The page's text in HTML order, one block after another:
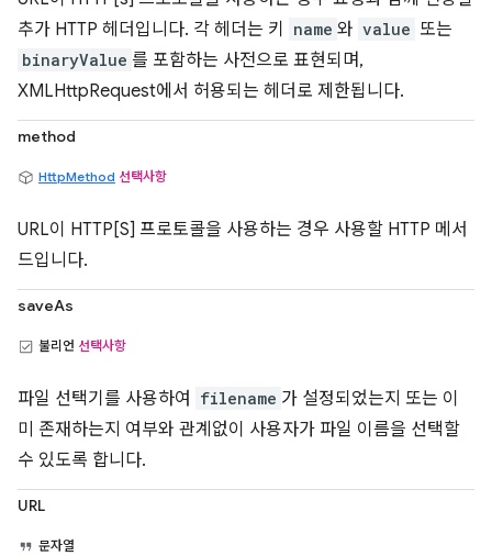
추가 HTTP 헤더입니다. 각 헤더는 키
name 와 value 또는
binaryValue 를 포함하는 사전으로 표현되며,
XMLHttpRequest에서 허용되는 헤더로 제한됩니다.
method
HttpMethod 선택사항
URL이 HTTP[S] 프로토콜을 사용하는 경우 사용할 HTTP 메서
드입니다.
saveAs
불리언 선택사항
파일 선택기를 사용하여 filename 가 설정되었는지 또는 이
미 존재하는지 여부와 관계없이 사용자가 파일 이름을 선택할
수 있도록 합니다.
URL
문자열